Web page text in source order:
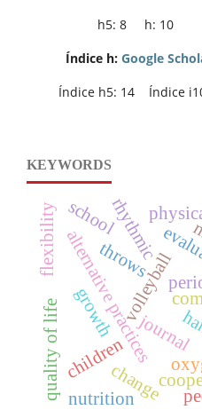
h5: 8 h: 10
Índice h: Google
Índice h5: 14 Índice
KEYWORDS
throws
volleyball
alternative practicesjournal
children
quality of life change
nutrition
flexibility
growth
rhythmic
school